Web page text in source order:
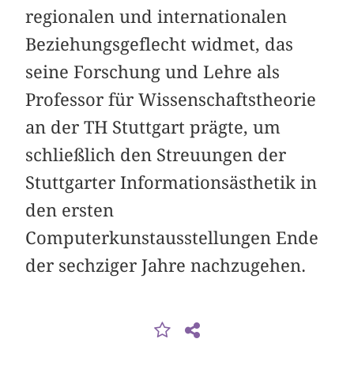
regionalen und internationalen
Beziehungsgeflecht widmet, das
seine Forschung und Lehre als
Professor für Wissenschaftstheorie
an der TH Stuttgart prägte, um
schließlich den Streuungen der
Stuttgarter Informationsästhetik in
den ersten
Computerkunstausstellungen Ende
der sechziger Jahre nachzugehen.